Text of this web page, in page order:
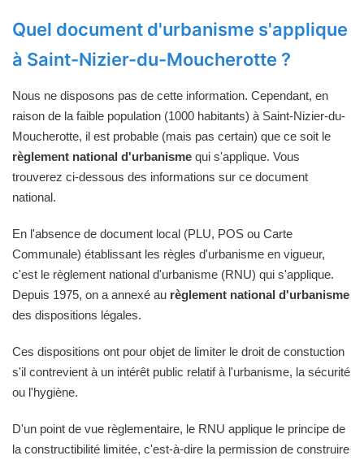
Quel document d'urbanisme s'applique
à Saint-Nizier-du-Moucherotte ?
Nous ne disposons pas de cette information. Cependant, en
raison de la faible population (1000 habitants) à Saint-Nizier-du-
Moucherotte, il est probable (mais pas certain) que ce soit le
règlement national d'urbanisme qui s'applique. Vous
trouverez ci-dessous des informations sur ce document
national.
En l'absence de document local (PLU, POS ou Carte
Communale) établissant les règles d'urbanisme en vigueur,
c'est le règlement national d'urbanisme (RNU) qui s'applique.
Depuis 1975, on a annexé au règlement national d'urbanisme
des dispositions légales.
Ces dispositions ont pour objet de limiter le droit de constuction
s'il contrevient à un intérêt public relatif à l'urbanisme, la sécurité
ou l'hygiène.
D'un point de vue règlementaire, le RNU applique le principe de
la constructibilité limitée, c'est-à-dire la permission de construire